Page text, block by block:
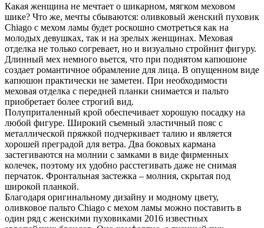
Какая женщина не мечтает о шикарном, мягком меховом
шике? Что же, мечты сбываются: оливковый женский пуховик
Chiago с мехом ламы будет роскошно смотреться как на
молодых девушках, так и на зрелых женщинах. Меховая
отделка не только согревает, но и визуально стройнит фигуру.
Длинный мех немного вьется, что при поднятом капюшоне
создает романтичное обрамление для лица. В опущенном виде
капюшон практически не заметен. При необходимости
меховая отделка с передней планки снимается и пальто
приобретает более строгий вид.
Полуприталенный крой обеспечивает хорошую посадку на
любой фигуре. Широкий съемный эластичный пояс с
металлической пряжкой подчеркивает талию и является
хорошей преградой для ветра. Два боковых кармана
застегиваются на молнии с замками в виде фирменных
колечек, поэтому их удобно расстегивать даже не снимая
перчаток. Фронтальная застежка – молния, скрытая под
широкой планкой.
Благодаря оригинальному дизайну и модному цвету,
оливковое пальто Chiago с мехом ламы можно поставить в
один ряд с женскими пуховиками 2016 известных